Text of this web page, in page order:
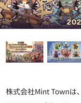
株式会社Mint Townは